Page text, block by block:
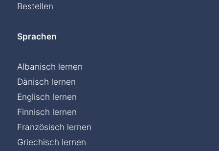
Bestellen
Sprachen
Albanisch lernen
Dänisch lernen
Englisch lernen
Finnisch lernen
Französisch lernen
Griechisch lernen